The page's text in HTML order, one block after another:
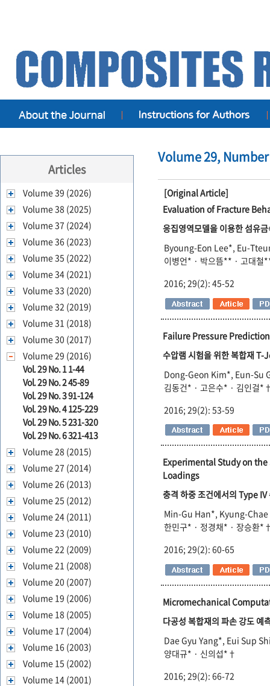
Articles
Volume 39 (2026)
Volume 38 (2025)
Volume 37 (2024)
Volume 36 (2023)
Volume 35 (2022)
Volume 34 (2021)
Volume 33 (2020)
Volume 32 (2019)
Volume 31 (2018)
Volume 30 (2017)
Volume 29 (2016)
Vol. 29 No. 1 1-44
Vol. 29 No. 2 45-89
Vol. 29 No. 3 91-124
Vol. 29 No. 4 125-229
Vol. 29 No. 5 231-320
Vol. 29 No. 6 321-413
Volume 28 (2015)
Volume 27 (2014)
Volume 26 (2013)
Volume 25 (2012)
Volume 24 (2011)
Volume 23 (2010)
Volume 22 (2009)
Volume 21 (2008)
Volume 20 (2007)
Volume 19 (2006)
Volume 18 (2005)
Volume 17 (2004)
Volume 16 (2003)
Volume 15 (2002)
Volume 14 (2001)
Volume 29,
[Original Article]
Evaluation of Fracture
응집영역모델을 이용한 섬유
Byoung-Eon Lee*, Eu-
이병언* · 박으뜸** · 고대
2016; 29(2): 45-52
Failure Pressure
수압램 시험을 위한 복합재 T-
Dong-Geon Kim*, Eun-
김동건* · 고은수* · 김인걸
2016; 29(2): 53-59
Experimental Study on
Loadings
충격 하중 조건에서의 Type
Min-Gu Han*, Kyung-
한민구* · 정경채* · 장승환
2016; 29(2): 60-65
Micromechanical
다공성 복합재의 파손 강도 예
Dae Gyu Yang*, Eui Sup
양대규* · 신의섭*†
2016; 29(2): 66-72